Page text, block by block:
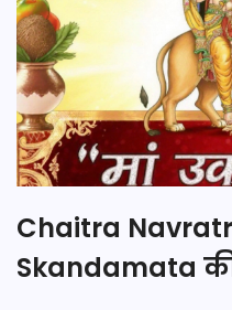
Chaitra
Skandamata